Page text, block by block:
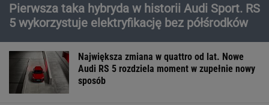
Pierwsza taka hybryda w historii Audi Sport. RS
5 wykorzystuje elektryfikację bez półśrodków
Największa zmiana w quattro od lat. Nowe
Audi RS 5 rozdziela moment w zupełnie nowy
sposób